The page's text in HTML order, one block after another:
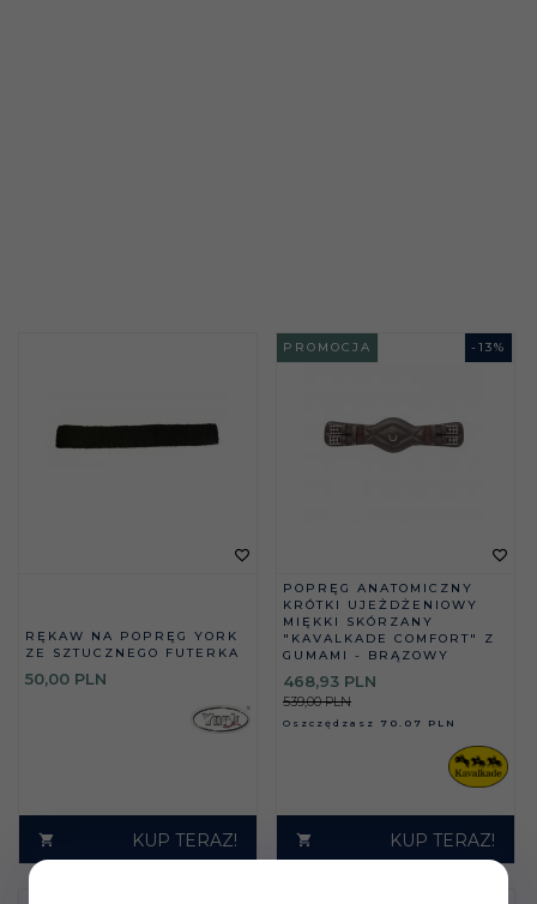
RĘKAW NA POPRĘG YORK
ZE SZTUCZNEGO FUTERKA
50,00 PLN
KUP TERAZ!
- 13%
PROMOCJA
POPRĘG ANATOMICZNY
KRÓTKI UJEŻDŻENIOWY
MIĘKKI SKÓRZANY
"KAVALKADE COMFORT" Z
GUMAMI - BRĄZOWY
468,93 PLN
539,00 PLN
Oszczędzasz 70.07 PLN
KUP TERAZ!